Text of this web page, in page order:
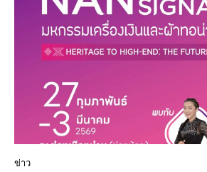
ข่าว